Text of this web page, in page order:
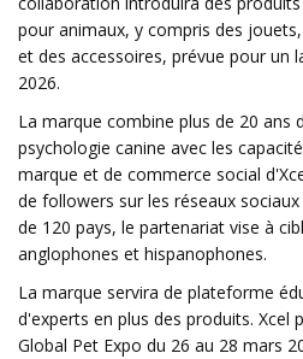
pour animaux, y compris des
et des accessoires, prévue pour un
2026.
La marque combine plus de 20 ans
psychologie canine avec les
marque et de commerce social
de followers sur les réseaux
de 120 pays, le partenariat vise à
anglophones et hispanophones.
La marque servira de plateforme
d'experts en plus des produits. Xcel
Global Pet Expo du 26 au 28 mars